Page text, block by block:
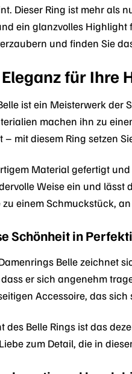
Dieser Ring ist mehr als
ein glanzvolles
und finden Sie
für Ihre
ist ein Meisterwerk
machen ihn zu
– mit diesem Ring setzen
Material gefertigt
Weise ein und lässt
zu einem Schmuckstück,
Schönheit in
Belle
er sich angenehm
Accessoire, das
des Belle Rings ist das
zum Detail, die in